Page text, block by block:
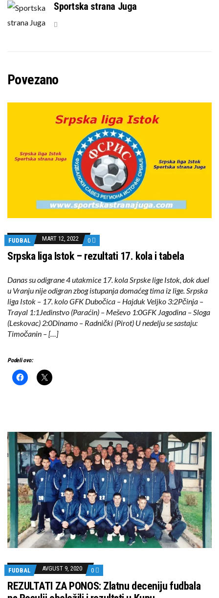
Sportska strana Juga
Povezano
FUDBAL MART 12, 2022 0
Srpska liga Istok – rezultati 17. kola i tabela
Danas su odigrane 4 utakmice 17. kola Srpske lige Istok, dok duel
u Vranju nije odigran zbog istupanja domaćeg tima iz lige. Srpska
liga Istok – 17. kolo GFK Dubočica – Hajduk Veljko 3:2Pčinja –
Trayal 1:1Jedinstvo (Paraćin) – Meševo 1:0GFK Jagodina – Sloga
(Leskovac) 2:0Dinamo – Radnički (Pirot) U nedelju se sastaju:
Timočanin – […]
Podeli ovo:
FUDBAL AVGUST 9, 2020 0
REZULTATI ZA PONOS: Zlatnu deceniju fudbala